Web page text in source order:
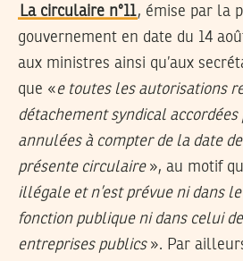
La circulaire n°11, émise par la
gouvernement en date du 14
aux ministres ainsi qu’aux
que «e toutes les autorisations
détachement syndical accordées
annulées à compter de la date
présente circulaire », au motif
illégale et n’est prévue ni dans
fonction publique ni dans celui
entreprises publics ». Par